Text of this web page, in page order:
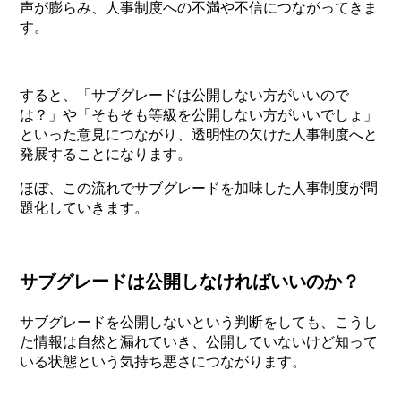
声が膨らみ、人事制度への不満や不信につながってきま
す。
すると、「サブグレードは公開しない方がいいので
は？」や「そもそも等級を公開しない方がいいでしょ」
といった意見につながり、透明性の欠けた人事制度へと
発展することになります。
ほぼ、この流れでサブグレードを加味した人事制度が問
題化していきます。
サブグレードは公開しなければいいのか？
サブグレードを公開しないという判断をしても、こうし
た情報は自然と漏れていき、公開していないけど知って
いる状態という気持ち悪さにつながります。